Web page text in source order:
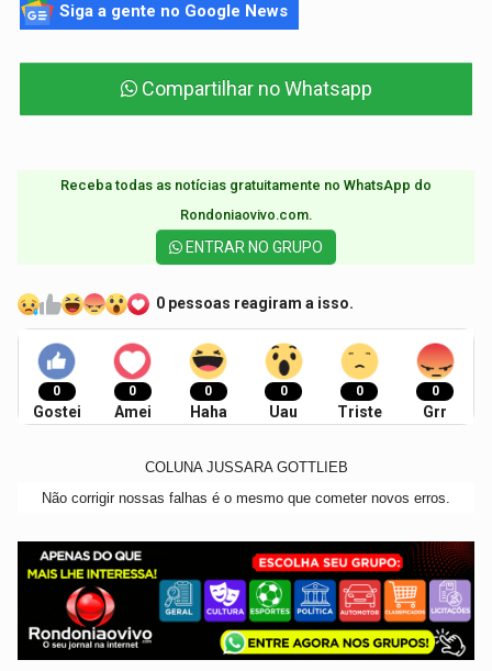
Siga a gente no Google News
Compartilhar no Whatsapp
Receba todas as notícias gratuitamente no WhatsApp do
Rondoniaovivo.com.​
ENTRAR NO GRUPO
0 pessoas reagiram a isso.
0
Gostei
0
Amei
0
Haha
0
Uau
0
Triste
0
Grr
COLUNA JUSSARA GOTTLIEB
Não corrigir nossas falhas é o mesmo que cometer novos erros.